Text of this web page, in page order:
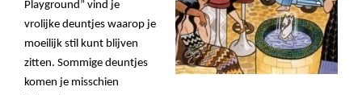
Playground” vind je
vrolijke deuntjes waarop je
moeilijk stil kunt blijven
zitten. Sommige deuntjes
komen je misschien